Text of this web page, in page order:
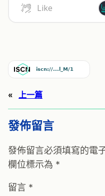
« 上一篇
發佈留言
發佈留言必須填寫的電
欄位標示為 *
留言 *